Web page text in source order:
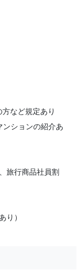
など規定あり
ションの紹介あ
旅行商品社員割
り）